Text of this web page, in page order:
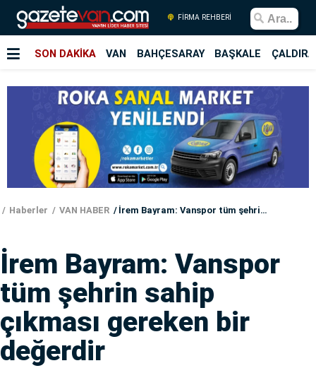
FİRMA REHBERİ
SON DAKİKA VAN BAHÇESARAY BAŞKALE
Haberler VAN HABER İrem Bayram: Vanspor tüm şehrin sahip çıkması gereken bir değerdir
İrem Bayram: Vanspor
tüm şehrin sahip
çıkması gereken bir
değerdir